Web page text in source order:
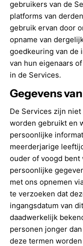
gebruikers van de
platforms van
gebruik ervan door
opname van
goedkeuring van de
van hun eigenaars
in de Services.
Gegevens
De Services zijn
worden gebruikt en
persoonlijke
meerderjarige
ouder of voogd bent
persoonlijke
met ons opnemen
te verzoeken dat
ingangsdatum van
daadwerkelijk
personen jonger dan
deze termen